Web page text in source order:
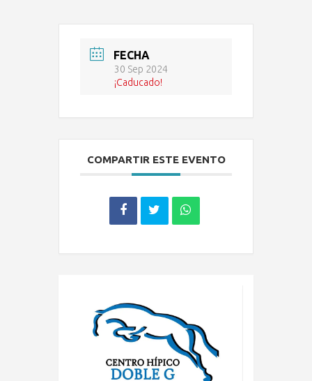
FECHA
30 Sep 2024
¡Caducado!
COMPARTIR ESTE EVENTO